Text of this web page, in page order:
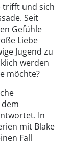
trifft und sich
Seit
Gefühle
Liebe
Jugend zu
werden
möchte?
In
mit Blake
Fall